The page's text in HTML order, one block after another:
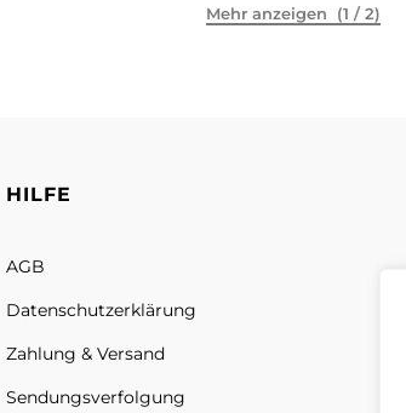
(1 / 2)
HILFE
AGB
Datenschutz­erklärung
Zahlung & Versand
Sendungs­verfolgung